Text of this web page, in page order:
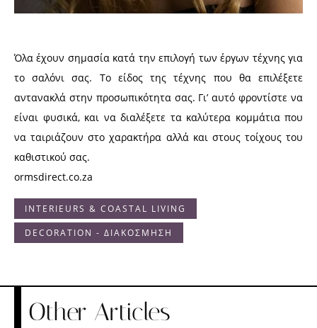
Όλα έχουν σημασία κατά την επιλογή των έργων τέχνης για
το σαλόνι σας. Το είδος της τέχνης που θα επιλέξετε
αντανακλά στην προσωπικότητα σας. Γι’ αυτό φροντίστε να
είναι φυσικά, και να διαλέξετε τα καλύτερα κομμάτια που
να ταιριάζουν στο χαρακτήρα αλλά και στους τοίχους του
καθιστικού σας.
ormsdirect.co.za
INTERIEURS & COASTAL LIVING
DECORATION - ΔΙΑΚΟΣΜΗΣΗ
Other Articles